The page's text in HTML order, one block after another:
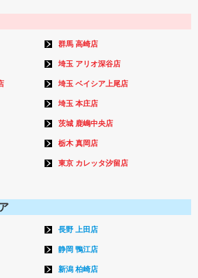
群馬 高崎店
埼玉 アリオ深谷店
埼玉 ベイシア上尾店
埼玉 本庄店
茨城 鹿嶋中央店
栃木 真岡店
東京 カレッタ汐留店
長野 上田店
静岡 鴨江店
新潟 柏崎店